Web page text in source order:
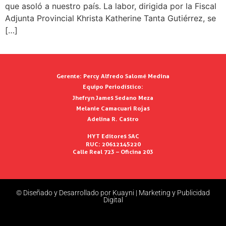
que asoló a nuestro país. La labor, dirigida por la Fiscal
Adjunta Provincial Khrista Katherine Tanta Gutiérrez, se
[…]
Gerente: Percy Alfredo Salomé Medina
Equipo Periodístico:
Jhefryn James Sedano Meza
Melanie Camacuari Rojas
Adelina R. Castro
HYT Editores SAC
RUC: 20612145220
Calle Real 723 – Oficina 203
© Diseñado y Desarrollado por Kuayni | Marketing y Publicidad
Digital